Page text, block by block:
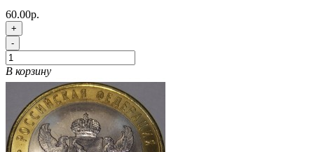
60.00р.
+
-
В корзину